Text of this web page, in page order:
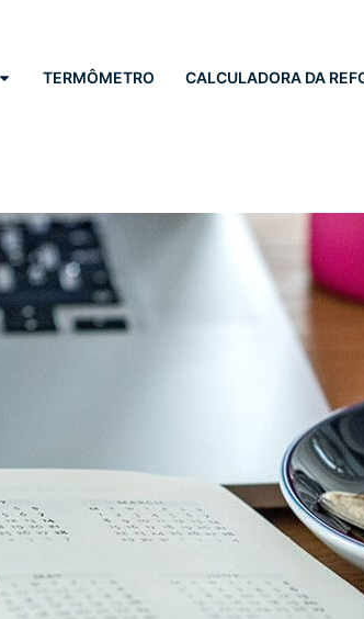
TERMÔMETRO CALCULADORA DA